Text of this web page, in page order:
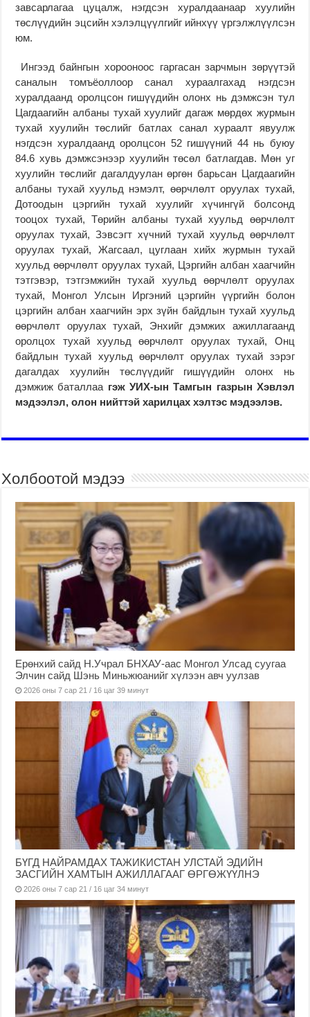
завсарлагаа цуцалж, нэгдсэн хуралдаанаар хуулийн
төслүүдийн эцсийн хэлэлцүүлгийг ийнхүү үргэлжлүүлсэн
юм.
Ингээд байнгын хорооноос гаргасан зарчмын зөрүүтэй
саналын томъёоллоор санал хураалгахад нэгдсэн
хуралдаанд оролцсон гишүүдийн олонх нь дэмжсэн тул
Цагдаагийн албаны тухай хуулийг дагаж мөрдөх журмын
тухай хуулийн төслийг батлах санал хураалт явуулж
нэгдсэн хуралдаанд оролцсон 52 гишүүний 44 нь буюу
84.6 хувь дэмжсэнээр хуулийн төсөл батлагдав. Мөн уг
хуулийн төслийг дагалдуулан өргөн барьсан Цагдаагийн
албаны тухай хуульд нэмэлт, өөрчлөлт оруулах тухай,
Дотоодын цэргийн тухай хуулийг хүчингүй болсонд
тооцох тухай, Төрийн албаны тухай хуульд өөрчлөлт
оруулах тухай, Зэвсэгт хүчний тухай хуульд өөрчлөлт
оруулах тухай, Жагсаал, цуглаан хийх журмын тухай
хуульд өөрчлөлт оруулах тухай, Цэргийн албан хаагчийн
тэтгэвэр, тэтгэмжийн тухай хуульд өөрчлөлт оруулах
тухай, Монгол Улсын Иргэний цэргийн үүргийн болон
цэргийн албан хаагчийн эрх зүйн байдлын тухай хуульд
өөрчлөлт оруулах тухай, Энхийг дэмжих ажиллагаанд
оролцох тухай хуульд өөрчлөлт оруулах тухай, Онц
байдлын тухай хуульд өөрчлөлт оруулах тухай зэрэг
дагалдах хуулийн төслүүдийг гишүүдийн олонх нь
дэмжиж баталлаа гэж УИХ-ын Тамгын газрын Хэвлэл
мэдээлэл, олон нийттэй харилцах хэлтэс мэдээлэв.
Холбоотой мэдээ
Ерөнхий сайд Н.Учрал БНХАУ-аас Монгол Улсад суугаа
Элчин сайд Шэнь Миньжюанийг хүлээн авч уулзав
2026 оны 7 сар 21 / 16 цаг 39 минут
БҮГД НАЙРАМДАХ ТАЖИКИСТАН УЛСТАЙ ЭДИЙН
ЗАСГИЙН ХАМТЫН АЖИЛЛАГААГ ӨРГӨЖҮҮЛНЭ
2026 оны 7 сар 21 / 16 цаг 34 минут